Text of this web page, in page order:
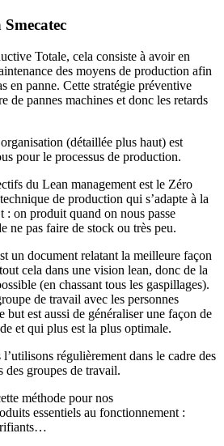
Totale, cela consiste à avoir en
des moyens de production afin
en panne. Cette stratégie préventive
de pannes machines et donc les retards
(détaillée plus haut) est
pour le processus de production.
du Lean management est le Zéro
de production qui s’adapte à la
: on produit quand on nous passe
ne pas faire de stock ou très peu.
un document relatant la meilleure façon
cela dans une vision lean, donc de la
(en chassant tous les gaspillages).
de travail avec les personnes
but est aussi de généraliser une façon de
et qui plus est la plus optimale.
l’utilisons régulièrement dans le cadre des
des groupes de travail.
méthode pour nos
essentiels au fonctionnement :